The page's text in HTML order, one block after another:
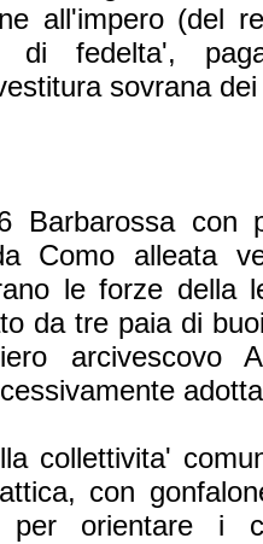
all'impero (del
di fedelta',
sovrana
Barbarossa con
Como alleata
le forze della
da tre paia di
arcivescovo
collettivita'
con
per orientare i